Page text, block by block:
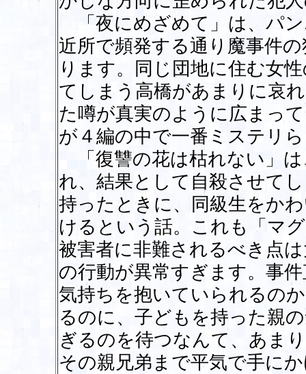
「夜にめざめて」は、パン
近所で頻発する通り魔事件
ります。同じ団地に住む女
てしまう高橋があまりに哀
た噂が真実のように広まっ
が４編の中で一番ミステリ
「復讐の花は枯れない」
れ、結果として自殺させて
持ったときに、同級生をか
けるという話。これも「マ
被害者に非難されるべき点
の行動が異常すぎます。事
気持ちを抱いていられるの
るのに、子どもを持った親
ぎるのを待つなんて、あま
その親兄弟まで平気で手に